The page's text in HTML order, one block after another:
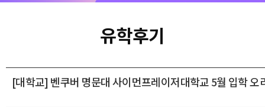
유학후기
[대학교] 벤쿠버 명문대 사이먼프레이저대학교 5월 입학 오